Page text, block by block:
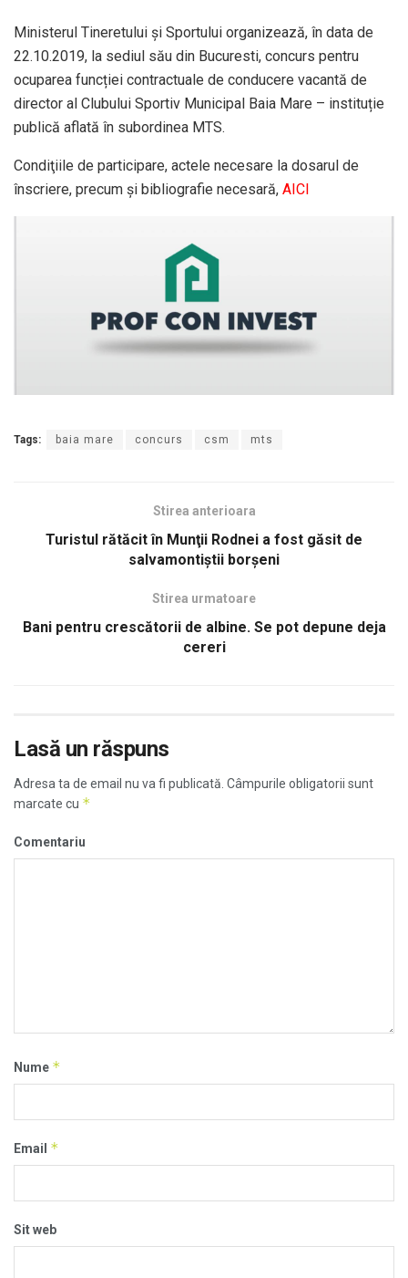
Ministerul Tineretului și Sportului organizează, în data de
22.10.2019, la sediul său din Bucuresti, concurs pentru
ocuparea funcției contractuale de conducere vacantă de
director al Clubului Sportiv Municipal Baia Mare – instituție
publică aflată în subordinea MTS.
Condiţiile de participare, actele necesare la dosarul de
înscriere, precum şi bibliografie necesară, AICI
Tags: baia mare concurs csm mts
Stirea anterioara
Turistul rătăcit în Munţii Rodnei a fost găsit de
salvamontiştii borşeni
Stirea urmatoare
Bani pentru crescătorii de albine. Se pot depune deja
cereri
Lasă un răspuns
Adresa ta de email nu va fi publicată. Câmpurile obligatorii sunt
marcate cu *
Comentariu
Nume *
Email *
Sit web